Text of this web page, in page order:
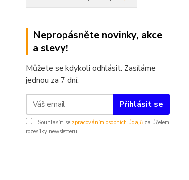
Nepropásněte novinky, akce
a slevy!
Můžete se kdykoli odhlásit. Zasíláme
jednou za 7 dní.
Přihlásit se
Souhlasím se zpracováním osobních údajů za účelem
rozesílky newsletteru.